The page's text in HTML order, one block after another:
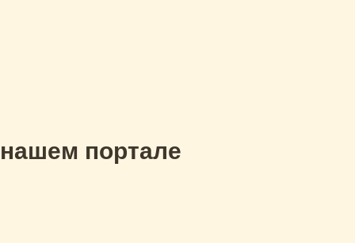
портале